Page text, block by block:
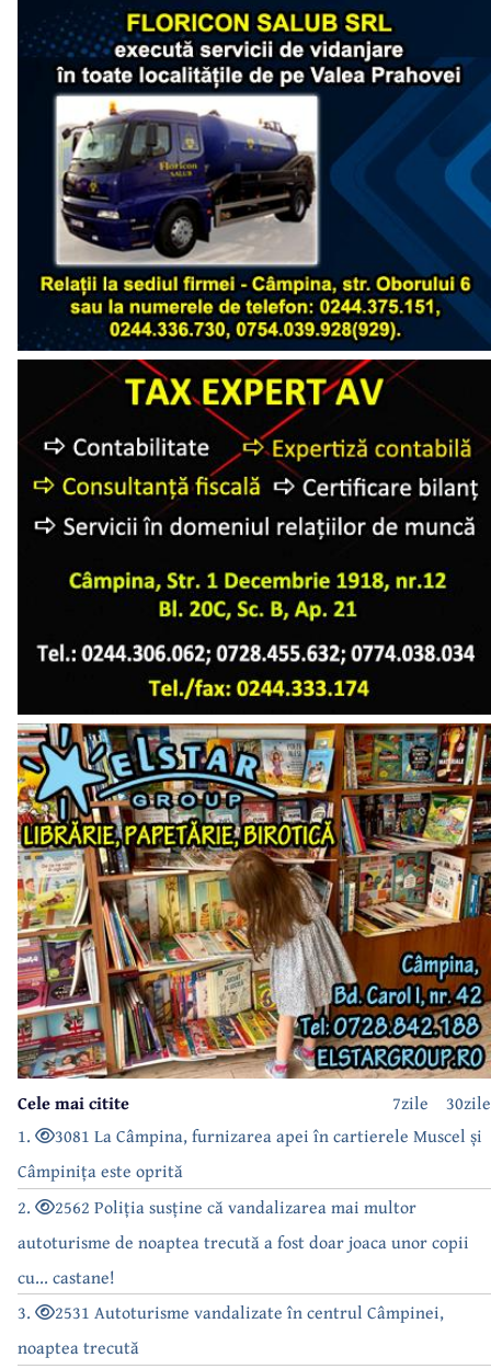
30zile
7zile
Cele mai citite
1.
3081 La Câmpina, furnizarea apei în cartierele Muscel și
Câmpinița este oprită
2.
2562 Poliția susține că vandalizarea mai multor
autoturisme de noaptea trecută a fost doar joaca unor copii
cu... castane!
3.
2531 Autoturisme vandalizate în centrul Câmpinei,
noaptea trecută